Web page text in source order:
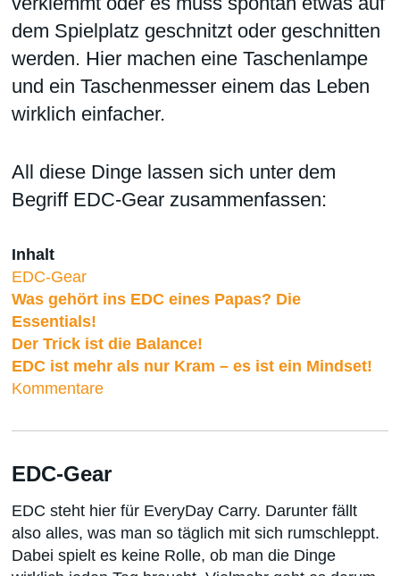
dem Spielplatz geschnitzt oder geschnitten
werden. Hier machen eine Taschenlampe
und ein Taschenmesser einem das Leben
wirklich einfacher.
All diese Dinge lassen sich unter dem
Begriff EDC-Gear zusammenfassen:
Inhalt
EDC-Gear
Was gehört ins EDC eines Papas? Die
Essentials!
Der Trick ist die Balance!
EDC ist mehr als nur Kram – es ist ein Mindset!
Kommentare
EDC-Gear
EDC steht hier für EveryDay Carry. Darunter fällt
also alles, was man so täglich mit sich rumschleppt.
Dabei spielt es keine Rolle, ob man die Dinge